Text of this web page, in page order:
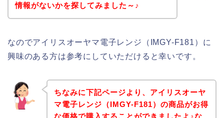
情報がないかを探してみました～♪
なのでアイリスオーヤマ電子レンジ（IMGY-F181）に
興味のある方は参考にしていただけると幸いです。
ちなみに下記ページより、アイリスオーヤ
マ電子レンジ（IMGY-F181）の商品がお得